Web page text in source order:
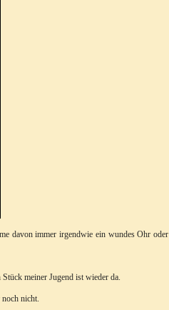
davon immer irgendwie ein wundes Ohr oder
meiner Jugend ist wieder da.
nicht.